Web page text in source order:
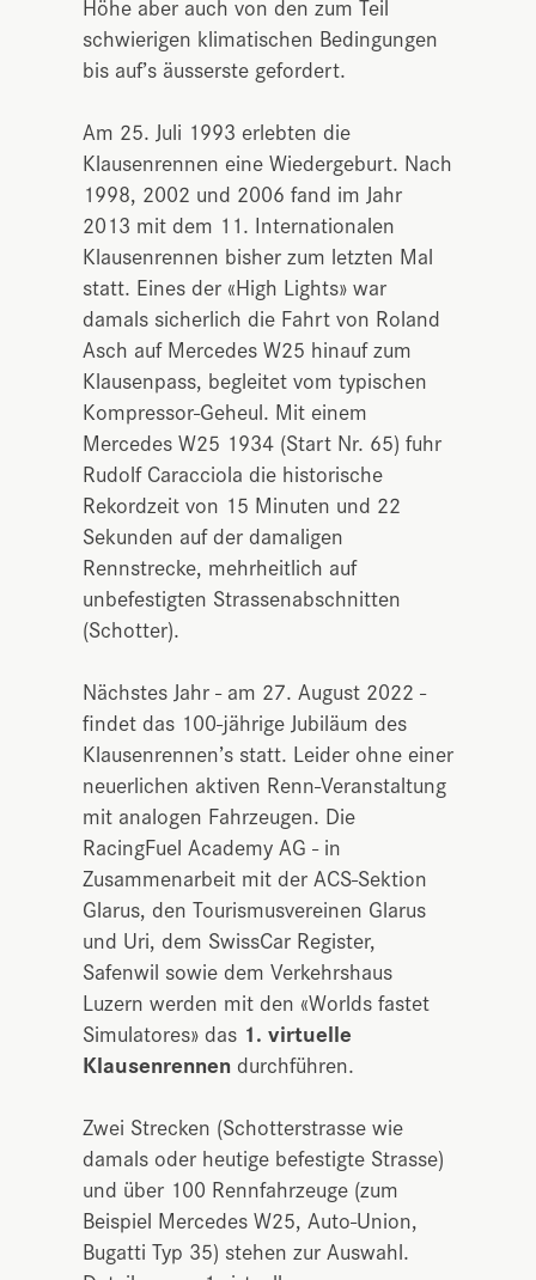
schwierigen klimatischen Bedingungen
bis auf’s äusserste gefordert.
Am 25. Juli 1993 erlebten die
Klausenrennen eine Wiedergeburt. Nach
1998, 2002 und 2006 fand im Jahr
2013 mit dem 11. Internationalen
Klausenrennen bisher zum letzten Mal
statt. Eines der «High Lights» war
damals sicherlich die Fahrt von Roland
Asch auf Mercedes W25 hinauf zum
Klausenpass, begleitet vom typischen
Kompressor-Geheul. Mit einem
Mercedes W25 1934 (Start Nr. 65) fuhr
Rudolf Caracciola die historische
Rekordzeit von 15 Minuten und 22
Sekunden auf der damaligen
Rennstrecke, mehrheitlich auf
unbefestigten Strassenabschnitten
(Schotter).
Nächstes Jahr - am 27. August 2022 -
findet das 100-jährige Jubiläum des
Klausenrennen’s statt. Leider ohne einer
neuerlichen aktiven Renn-Veranstaltung
mit analogen Fahrzeugen. Die
RacingFuel Academy AG - in
Zusammenarbeit mit der ACS-Sektion
Glarus, den Tourismusvereinen Glarus
und Uri, dem SwissCar Register,
Safenwil sowie dem Verkehrshaus
Luzern werden mit den «Worlds fastet
Simulatores» das 1. virtuelle
Klausenrennendurchführen.
Zwei Strecken (Schotterstrasse wie
damals oder heutige befestigte Strasse)
und über 100 Rennfahrzeuge (zum
Beispiel Mercedes W25, Auto-Union,
Bugatti Typ 35) stehen zur Auswahl.